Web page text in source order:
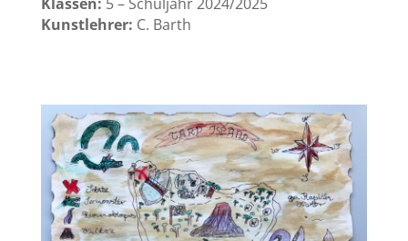
Klassen: 5 – Schuljahr 2024/2025
Kunstlehrer: C. Barth